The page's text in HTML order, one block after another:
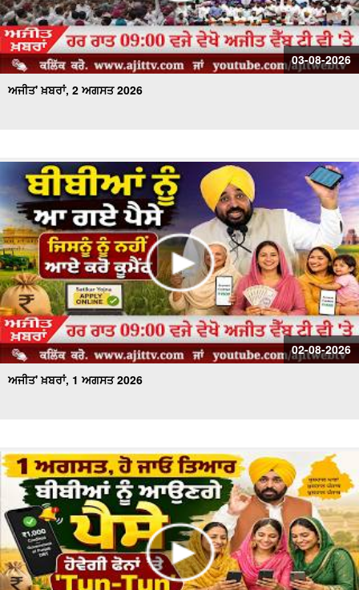
03-08-2026
ਅਜੀਤ' ਖ਼ਬਰਾਂ, 2 ਅਗਸਤ 2026
02-08-2026
ਅਜੀਤ' ਖ਼ਬਰਾਂ, 1 ਅਗਸਤ 2026